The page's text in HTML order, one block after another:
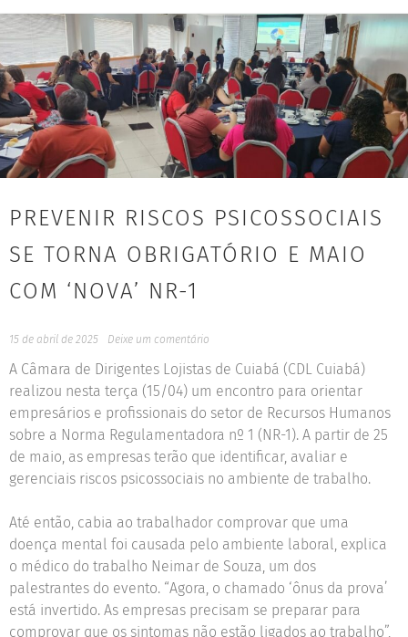
PREVENIR RISCOS PSICOSSOCIAIS
SE TORNA OBRIGATÓRIO E MAIO
COM ‘NOVA’ NR-1
15 de abril de 2025 Deixe um comentário
A Câmara de Dirigentes Lojistas de Cuiabá (CDL Cuiabá)
realizou nesta terça (15/04) um encontro para orientar
empresários e profissionais do setor de Recursos Humanos
sobre a Norma Regulamentadora nº 1 (NR-1). A partir de 25
de maio, as empresas terão que identificar, avaliar e
gerenciais riscos psicossociais no ambiente de trabalho.
Até então, cabia ao trabalhador comprovar que uma
doença mental foi causada pelo ambiente laboral, explica
o médico do trabalho Neimar de Souza, um dos
palestrantes do evento. “Agora, o chamado ‘ônus da prova’
está invertido. As empresas precisam se preparar para
comprovar que os sintomas não estão ligados ao trabalho”,